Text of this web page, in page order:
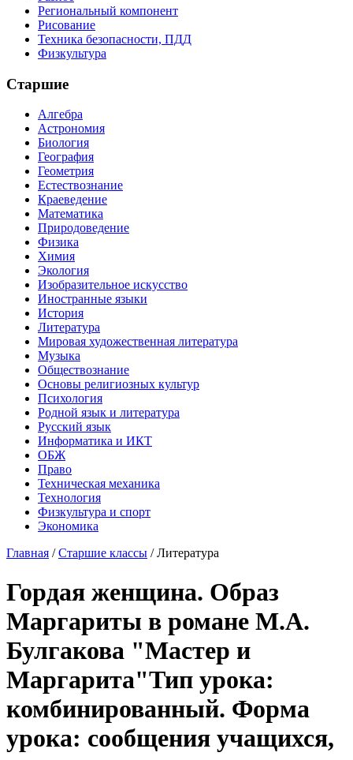
Региональный компонент
Рисование
Техника безопасности, ПДД
Физкультура
Старшие
Алгебра
Астрономия
Биология
География
Геометрия
Естествознание
Краеведение
Математика
Природоведение
Физика
Химия
Экология
Изобразительное искусство
Иностранные языки
История
Литература
Мировая художественная литература
Музыка
Обществознание
Основы религиозных культур
Психология
Родной язык и литература
Русский язык
Информатика и ИКТ
ОБЖ
Право
Техническая механика
Технология
Физкультура и спорт
Экономика
Главная /Старшие классы /Литература
Гордая женщина. Образ
Маргариты в романе М.А.
Булгакова "Мастер и
Маргарита"Тип урока:
комбинированный. Форма
урока: сообщения учащихся,